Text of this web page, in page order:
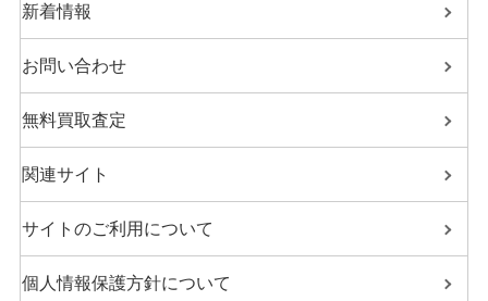
新着情報
お問い合わせ
無料買取査定
関連サイト
サイトのご利用について
個人情報保護方針について